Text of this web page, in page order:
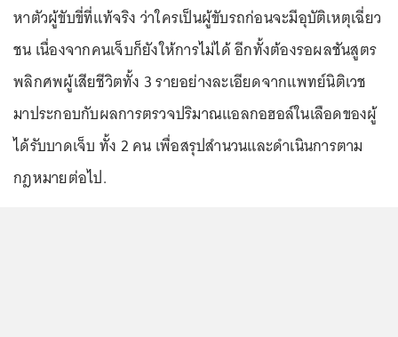
หาตัวผู้ขับขี่ที่แท้จริง ว่าใครเป็นผู้ขับรถก่อนจะมีอุบัติเหตุเฉี่ยว
ชน เนื่องจากคนเจ็บก็ยังให้การไม่ได้ อีกทั้งต้องรอผลชันสูตร
พลิกศพผู้เสียชีวิตทั้ง 3 รายอย่างละเอียดจากแพทย์นิติเวช
มาประกอบกับผลการตรวจปริมาณแอลกอฮอล์ในเลือดของผู้
ได้รับบาดเจ็บ ทั้ง 2 คน เพื่อสรุปสำนวนและดำเนินการตาม
กฎหมายต่อไป.